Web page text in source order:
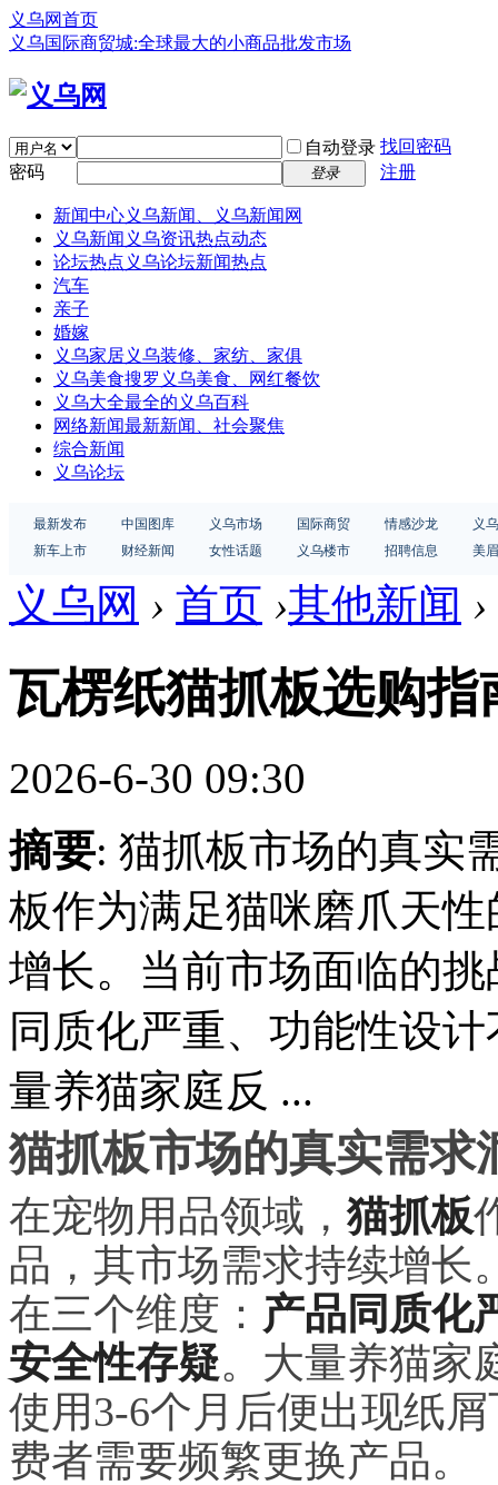
义乌网首页
义乌国际商贸城:全球最大的小商品批发市场
自动登录 找回密码
密码
登录 注册
新闻中心义乌新闻、义乌新闻网
义乌新闻 义乌资讯热点动态
论坛热点 义乌论坛新闻热点
汽车
亲子
婚嫁
义乌家居义乌装修、家纺、家俱
义乌美食搜罗义乌美食、网红餐饮
义乌大全最全的义乌百科
网络新闻最新新闻、社会聚焦
综合新闻
义乌论坛
最新发布 中国图库 义乌市场 国际商贸 情感沙龙
义
新车上市
财经新闻 女性话题 义乌楼市 招聘信息 美
义乌网 › 首页 ›其他新闻 ›
瓦楞纸猫抓板选购
2026-6-30 09:30
摘要: 猫抓板市场的真实
板作为满足猫咪磨爪天
增长。当前市场面临的
同质化严重、功能性设
量养猫家庭反 ...
猫抓板市场的真实需求
在宠物用品领域，猫抓板
品，其市场需求持续增长
在三个维度： 产品同质化
安全性存疑。大量养猫家
使用3-6个月后便出现纸
费者需要频繁更换产品。